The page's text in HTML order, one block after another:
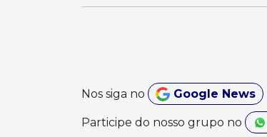
Nos siga no Google News
Participe do nosso grupo no